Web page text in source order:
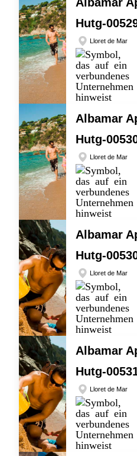
Hutg-
Lloret de Mar
Albamar
Hutg-
Lloret de Mar
Albamar
Hutg-
Lloret de Mar
Albamar
Hutg-
Lloret de Mar